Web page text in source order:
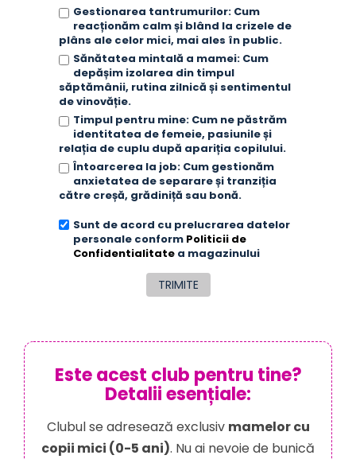
Gestionarea tantrumurilor: Cum
reacționăm calm și blând la crizele de
plâns ale celor mici, mai ales în public.
Sănătatea mintală a mamei: Cum
depășim izolarea din timpul
săptămânii, rutina zilnică și sentimentul
de vinovăție.
Timpul pentru mine: Cum ne păstrăm
identitatea de femeie, pasiunile și
relația de cuplu după apariția copilului.
Întoarcerea la job: Cum gestionăm
anxietatea de separare și tranziția
către creșă, grădiniță sau bonă.
Sunt de acord cu prelucrarea datelor
personale conform Politicii de
Confidentialitate a magazinului
TRIMITE
Este acest club pentru tine?
Detalii esențiale:
Clubul se adresează exclusiv mamelor cu
copii mici (0-5 ani). Nu ai nevoie de bunică